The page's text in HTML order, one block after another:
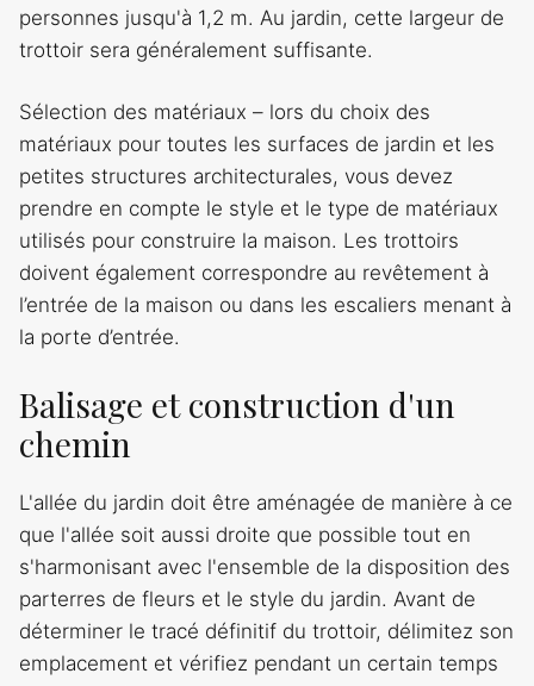
personnes jusqu'à 1,2 m. Au jardin, cette largeur de
trottoir sera généralement suffisante.
Sélection des matériaux – lors du choix des
matériaux pour toutes les surfaces de jardin et les
petites structures architecturales, vous devez
prendre en compte le style et le type de matériaux
utilisés pour construire la maison. Les trottoirs
doivent également correspondre au revêtement à
l’entrée de la maison ou dans les escaliers menant à
la porte d’entrée.
Balisage et construction d'un
chemin
L'allée du jardin doit être aménagée de manière à ce
que l'allée soit aussi droite que possible tout en
s'harmonisant avec l'ensemble de la disposition des
parterres de fleurs et le style du jardin. Avant de
déterminer le tracé définitif du trottoir, délimitez son
emplacement et vérifiez pendant un certain temps